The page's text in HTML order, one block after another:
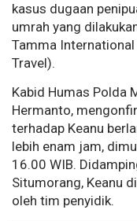
kasus dugaan
umrah yang
Tamma International
Travel).
Kabid Humas Polda
Hermanto,
terhadap Keanu
lebih enam jam,
16.00 WIB.
Situmorang, Keanu
oleh tim penyidik.